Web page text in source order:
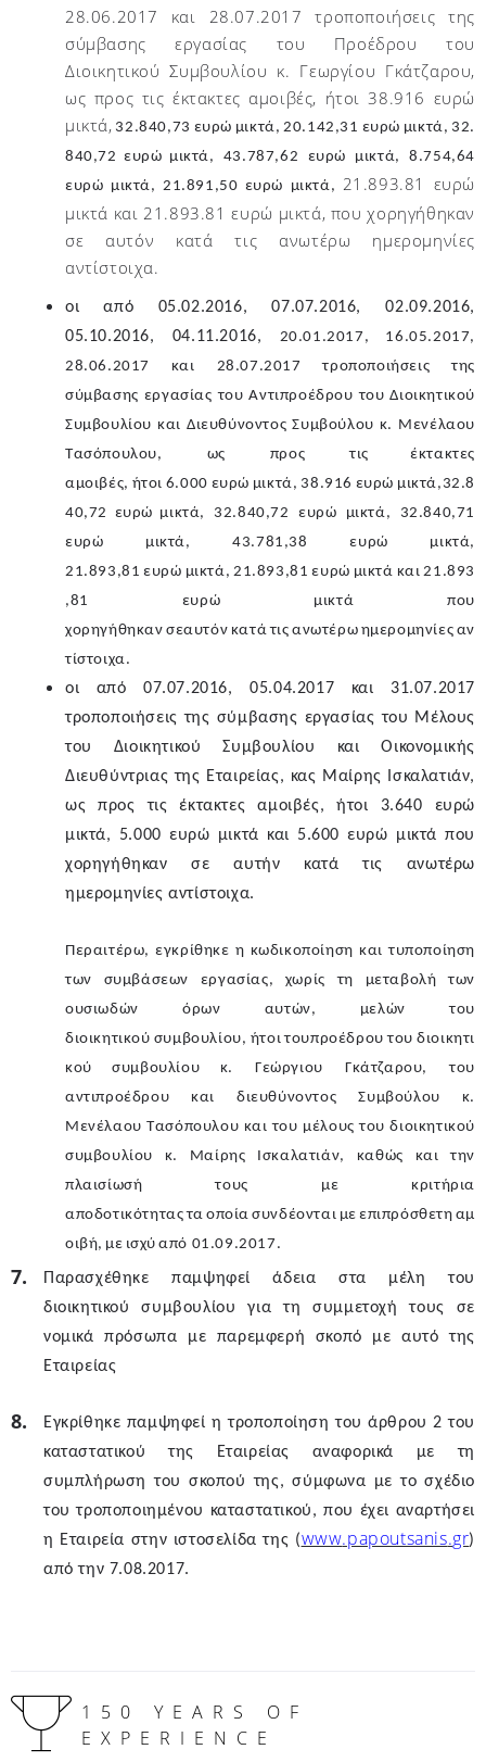
28.06.2017 και 28.07.2017 τροποποιήσεις της
σύμβασης εργασίας του Προέδρου του
Διοικητικού Συμβουλίου κ. Γεωργίου Γκάτζαρου,
ως προς τις έκτακτες αμοιβές, ήτοι 38.916 ευρώ
μικτά, 32.840,73 ευρώ μικτά, 20.142,31 ευρώ μικτά, 32.
840,72 ευρώ μικτά, 43.787,62 ευρώ μικτά, 8.754,64
ευρώ μικτά, 21.891,50 ευρώ μικτά, 21.893.81 ευρώ
μικτά και 21.893.81 ευρώ μικτά, που χορηγήθηκαν
σε αυτόν κατά τις ανωτέρω ημερομηνίες
αντίστοιχα.
οι από 05.02.2016, 07.07.2016, 02.09.2016,
05.10.2016, 04.11.2016,
20.01.2017, 16.05.2017,
28.06.2017 και 28.07.2017 τροποποιήσεις της
σύμβασης εργασίας του Αντιπροέδρου του Διοικητικού
Συμβουλίου και Διευθύνοντος Συμβούλου κ. Μενέλαου
Τασόπουλου, ως προς τις
έκτακτες
αμοιβές, ήτοι 6.000 ευρώ μικτά, 38.916 ευρώ μικτά, 32.8
40,72 ευρώ μικτά, 32.840,72 ευρώ μικτά, 32.840,71
ευρώ μικτά, 43.781,38 ευρώ μικτά,
21.893,81 ευρώ μικτά, 21.893,81 ευρώ μικτά και 21.893
,81
ευρώ μικτά
που
χορηγήθηκαν σεαυτόν κατάτις ανωτέρω ημερομηνίες αν
τίστοιχα.
οι από 07.07.2016, 05.04.2017 και 31.07.2017
τροποποιήσεις της σύμβασης εργασίας του Μέλους
του Διοικητικού Συμβουλίου και Οικονομικής
Διευθύντριας της Εταιρείας, κας Μαίρης Ισκαλατιάν,
ως προς τις έκτακτες αμοιβές, ήτοι 3.640 ευρώ
μικτά, 5.000 ευρώ μικτά και 5.600 ευρώ μικτά που
χορηγήθηκαν σε αυτήν κατά τις ανωτέρω
ημερομηνίες αντίστοιχα.
Περαιτέρω, εγκρίθηκε η κωδικοποίηση και τυποποίηση
των συμβάσεων εργασίας, χωρίς τη μεταβολή των
ουσιωδών όρων αυτών, μελών του
διοικητικού συμβουλίου, ήτοι τουπροέδρου του διοικητι
κού
συμβουλίου
κ. Γεώργιου Γκάτζαρου, του
αντιπροέδρου και διευθύνοντος Συμβούλου κ.
Μενέλαου Τασόπουλου και του μέλους του διοικητικού
συμβουλίου κ. Μαίρης Ισκαλατιάν, καθώς και την
πλαισίωσή τους με κριτήρια
αποδοτικότηταςτα οποία συνδέονται με επιπρόσθετη αμ
οιβή, με ισχύ από 01.09.2017.
Παρασχέθηκε παμψηφεί άδεια στα μέλη του
διοικητικού συμβουλίου για τη συμμετοχή τους σε
νομικά πρόσωπα με παρεμφερή σκοπό με αυτό της
Εταιρείας
Εγκρίθηκε παμψηφεί η τροποποίηση του άρθρου 2 του
καταστατικού της Εταιρείας αναφορικά με τη
συμπλήρωση του σκοπού της, σύμφωνα με το σχέδιο
του τροποποιημένου καταστατικού, που έχει αναρτήσει
η Εταιρεία στην ιστοσελίδα της (www.papoutsanis.gr)
από την 7.08.2017.
150 YEARS OF
EXPERIENCE